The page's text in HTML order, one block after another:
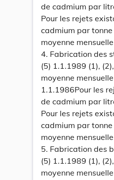
de cadmium par
Pour les rejets
cadmium par
moyenne mensuelle
4. Fabrication des
(5) 1.1.1989 (1),
moyenne mensuelle
1.1.1986Pour les
de cadmium par
Pour les rejets
cadmium par
moyenne mensuelle
5. Fabrication des
(5) 1.1.1989 (1),
moyenne mensuelle